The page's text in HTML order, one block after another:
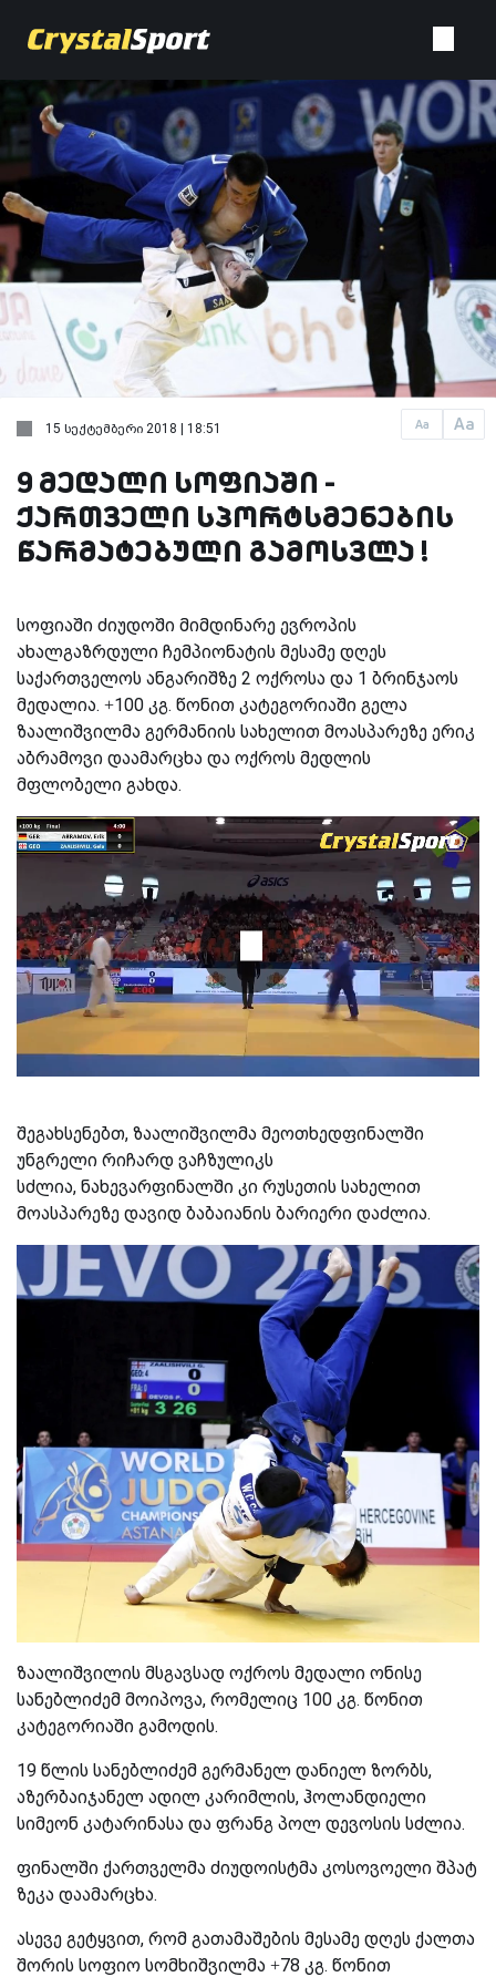
Aa Aa
15 სექტემბერი 2018 | 18:51
9 მედალი სოფიაში -
ქართველი სპორტსმენების
წარმატებული გამოსვლა !
სოფიაში ძიუდოში მიმდინარე ევროპის
ახალგაზრდული ჩემპიონატის მესამე დღეს
საქართველოს ანგარიშზე 2 ოქროსა და 1 ბრინჯაოს
მედალია. +100 კგ. წონით კატეგორიაში გელა
ზაალიშვილმა გერმანიის სახელით მოასპარეზე ერიკ
აბრამოვი დაამარცხა და ოქროს მედლის
მფლობელი გახდა.
შეგახსენებთ, ზაალიშვილმა მეოთხედფინალში
უნგრელი რიჩარდ ვაჩზულიკს
სძლია, ნახევარფინალში კი რუსეთის სახელით
მოასპარეზე დავიდ ბაბაიანის ბარიერი დაძლია.
ზაალიშვილის მსგავსად ოქროს მედალი ონისე
სანებლიძემ მოიპოვა, რომელიც 100 კგ. წონით
კატეგორიაში გამოდის.
19 წლის სანებლიძემ გერმანელ დანიელ ზორბს,
აზერბაიჯანელ ადილ კარიმლის, ჰოლანდიელი
სიმეონ კატარინასა და ფრანგ პოლ დევოსის სძლია.
ფინალში ქართველმა ძიუდოისტმა კოსოვოელი შპატ
ზეკა დაამარცხა.
ასევე გეტყვით, რომ გათამაშების მესამე დღეს ქალთა
შორის სოფიო სომხიშვილმა +78 კგ. წონით